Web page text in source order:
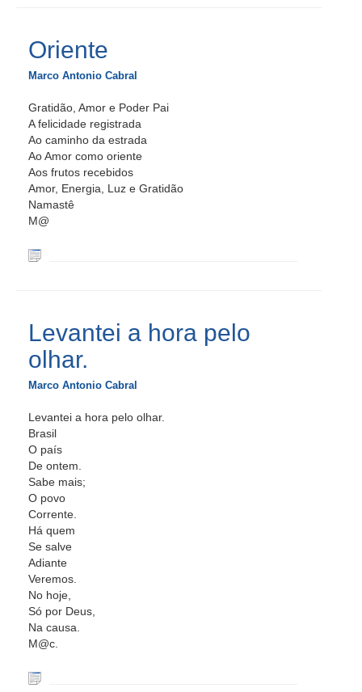
Oriente
Marco Antonio Cabral
Gratidão, Amor e Poder Pai
A felicidade registrada
Ao caminho da estrada
Ao Amor como oriente
Aos frutos recebidos
Amor, Energia, Luz e Gratidão
Namastê
M@
Levantei a hora pelo
olhar.
Marco Antonio Cabral
Levantei a hora pelo olhar.
Brasil
O país
De ontem.
Sabe mais;
O povo
Corrente.
Há quem
Se salve
Adiante
Veremos.
No hoje,
Só por Deus,
Na causa.
M@c.